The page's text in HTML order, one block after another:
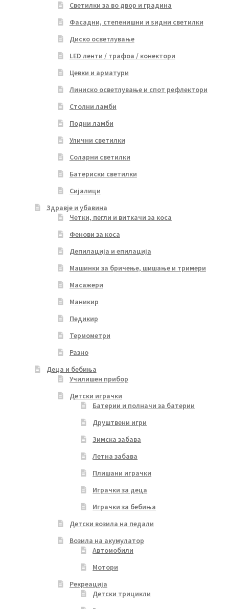
Светилки за во двор и градина
Фасадни, степенишни и ѕидни светилки
Диско осветлување
LED ленти / трафоа / конектори
Цевки и арматури
Линиско осветлување и спот рефлектори
Столни ламби
Подни ламби
Улични светилки
Соларни светилки
Батериски светилки
Сијалици
Здравје и убавина
Четки, пегли и виткачи за коса
Фенови за коса
Депилација и епилација
Машинки за бричење, шишање и тримери
Масажери
Маникир
Педикир
Термометри
Разно
Деца и бебиња
Училишен прибор
Детски играчки
Батерии и полначи за батерии
Друштвени игри
Зимска забава
Летна забава
Плишани играчки
Играчки за деца
Играчки за бебиња
Детски возила на педали
Возила на акумулатор
Автомобили
Мотори
Рекреација
Детски трицикли